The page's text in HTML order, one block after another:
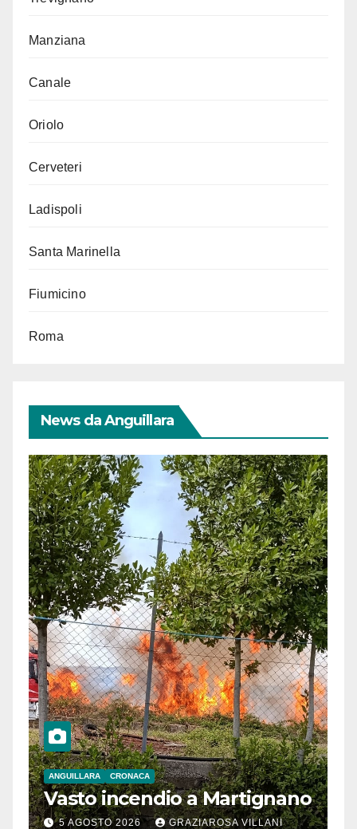
Manziana
Canale
Oriolo
Cerveteri
Ladispoli
Santa Marinella
Fiumicino
Roma
News da Anguillara
ANGUILLARA CRONACA
Vasto incendio a Martignano
5 AGOSTO 2026 GRAZIAROSA VILLANI